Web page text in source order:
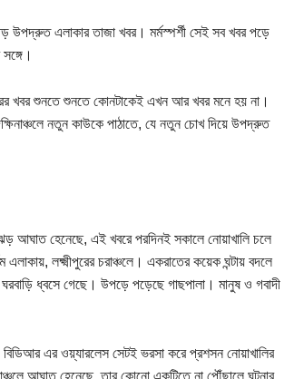
উপদ্রুত এলাকার তাজা খবর। মর্মস্পর্শী সেই সব খবর পড়ে
খবর শুনতে শুনতে কোনটাকেই এখন আর খবর মনে হয় না।
নতুন কাউকে পাঠাতে, যে নতুন চোখ দিয়ে উপদ্রুত
আঘাত হেনেছে, এই খবরে পরদিনই সকালে নোয়াখালি চলে
লক্ষ্মীপুরের চরাঞ্চলে। একরাতের কয়েক ঘন্টায় বদলে
ধ্বসে গেছে। উপড়ে পড়েছে গাছপালা। মানুষ ও গবাদী
এর ওয়্যারলেস সেটই ভরসা করে প্রশসন নোয়াখালির
আঘাত হেনেছে, তার কোনো একটিতে না পৌঁছালে ঘটনার